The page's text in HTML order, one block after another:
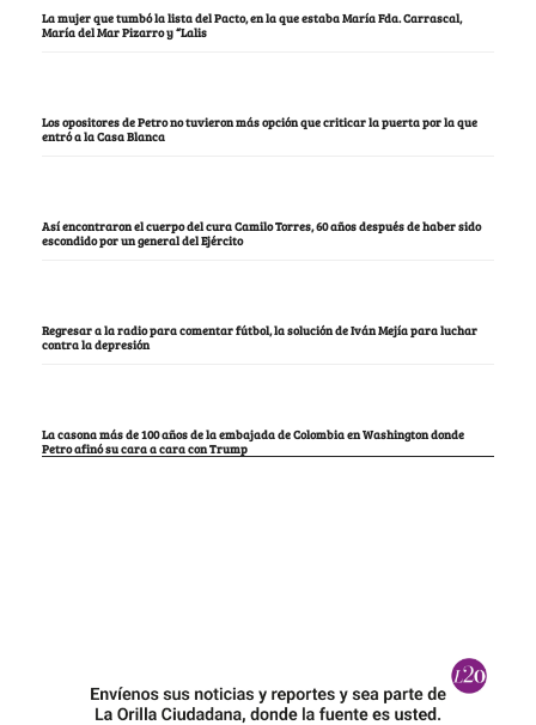
La mujer que tumbó la lista del Pacto, en la que estaba María Fda. Carrascal,
María del Mar Pizarro y “Lalis
Los opositores de Petro no tuvieron más opción que criticar la puerta por la que
entró a la Casa Blanca
Así encontraron el cuerpo del cura Camilo Torres, 60 años después de haber sido
escondido por un general del Ejército
Regresar a la radio para comentar fútbol, la solución de Iván Mejía para luchar
contra la depresión
La casona más de 100 años de la embajada de Colombia en Washington donde
Petro afinó su cara a cara con Trump